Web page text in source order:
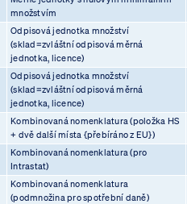
množstvím
Odpisová jednotka množství
(sklad=zvláštní odpisová měrná
jednotka, licence)
Odpisová jednotka množství
(sklad=zvláštní odpisová měrná
jednotka, licence)
Kombinovaná nomenklatura (položka HS
+ dvě další místa {přebíráno z EU})
Kombinovaná nomenklatura (pro
Intrastat)
Kombinovaná nomenklatura
(podmnožina pro spotřební daně)